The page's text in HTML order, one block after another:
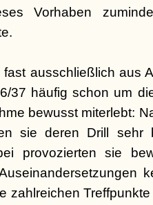
Vorhaben
fast ausschließlich aus
37 häufig schon um
bewusst miterlebt:
sie deren Drill
provozierten sie
zahlreichen